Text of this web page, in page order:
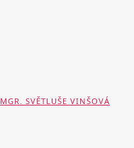
MGR. SVĚTLUŠE VINŠOVÁ